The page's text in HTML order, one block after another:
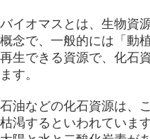
バイオマスとは、生物資
概念で、 一般的には「動
再生できる資源で、化石
ます。
石油などの化石資源は、
枯渇するといわれています